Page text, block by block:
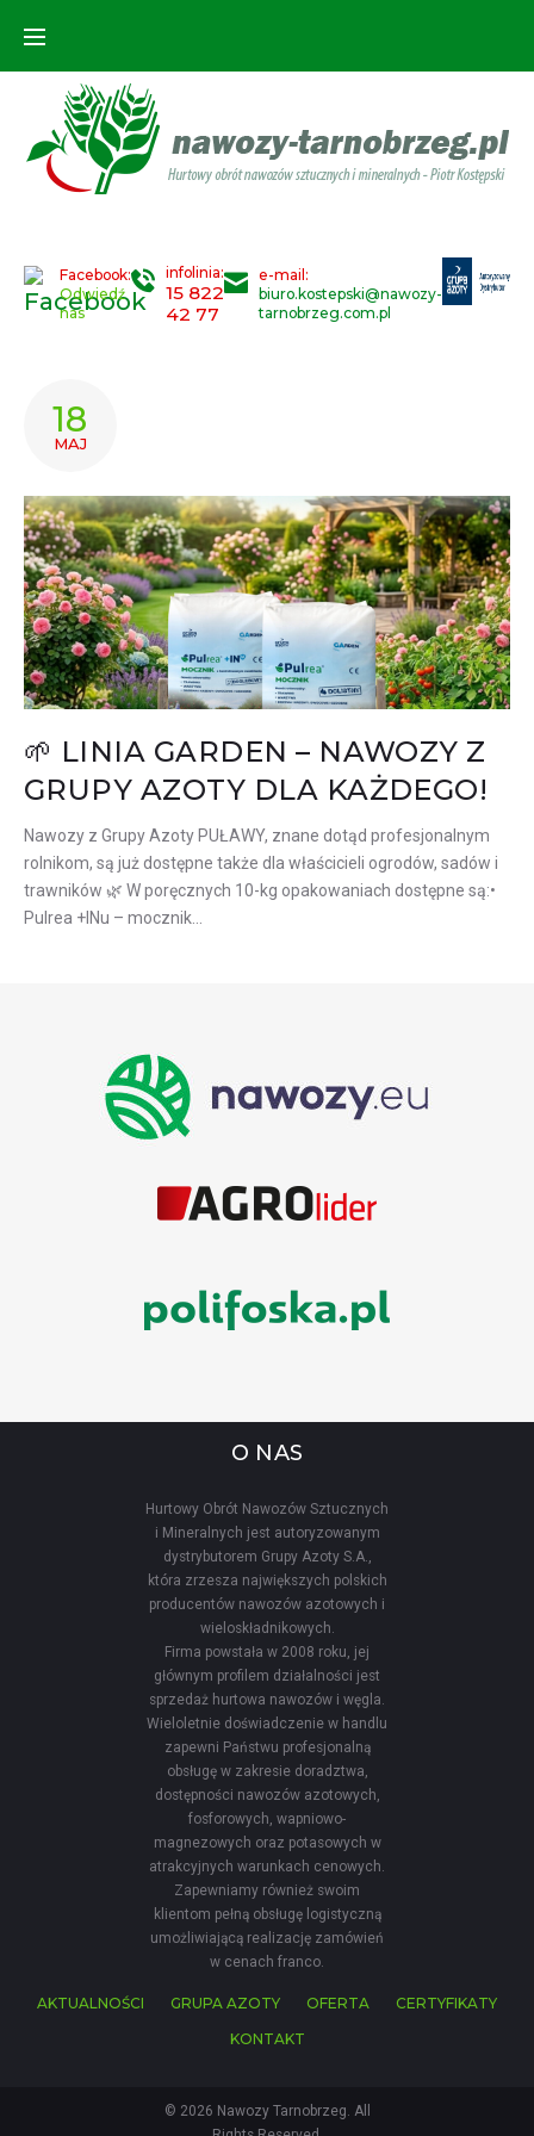
Facebook:
Odwiedź
nas
infolinia:
15 822
42 77
e-mail:
biuro.kostepski@nawozy-
tarnobrzeg.com.pl
DZIEŃ:
2026-
05-
18
18
MAJ
🌱 LINIA GARDEN – NAWOZY Z
GRUPY AZOTY DLA KAŻDEGO!
Nawozy z Grupy Azoty PUŁAWY, znane dotąd profesjonalnym
rolnikom, są już dostępne także dla właścicieli ogrodów, sadów i
trawników 🌿 W poręcznych 10-kg opakowaniach dostępne są:•
Pulrea +INu – mocznik…
O NAS
Hurtowy Obrót Nawozów Sztucznych
i Mineralnych jest autoryzowanym
dystrybutorem Grupy Azoty S.A.,
która zrzesza największych polskich
producentów nawozów azotowych i
wieloskładnikowych.
Firma powstała w 2008 roku, jej
głównym profilem działalności jest
sprzedaż hurtowa nawozów i węgla.
Wieloletnie doświadczenie w handlu
zapewni Państwu profesjonalną
obsługę w zakresie doradztwa,
dostępności nawozów azotowych,
fosforowych, wapniowo-
magnezowych oraz potasowych w
atrakcyjnych warunkach cenowych.
Zapewniamy również swoim
klientom pełną obsługę logistyczną
umożliwiającą realizację zamówień
w cenach franco.
AKTUALNOŚCI GRUPA AZOTY OFERTA
CERTYFIKATY
KONTAKT
© 2026 Nawozy Tarnobrzeg. All